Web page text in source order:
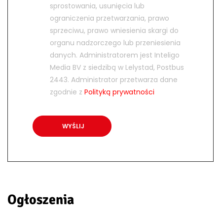
sprostowania, usunięcia lub
ograniczenia przetwarzania, prawo
sprzeciwu, prawo wniesienia skargi do
organu nadzorczego lub przeniesienia
danych. Administratorem jest Inteligo
Media BV z siedzibą w Lelystad, Postbus
2443. Administrator przetwarza dane
zgodnie z Polityką prywatności
Ogłoszenia